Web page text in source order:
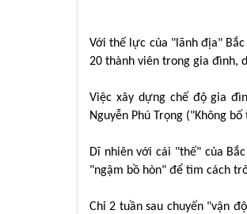
Với thế lực của "lãnh địa"
20 thành viên trong gia đình,
Việc xây dựng chế độ gia
Nguyễn Phú Trọng ("Không
Dĩ nhiên với cái "thế" của
"ngậm bồ hòn" để tìm cách
Chỉ 2 tuần sau chuyến "vận